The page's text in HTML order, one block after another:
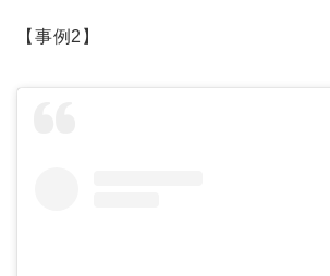
【事例2】